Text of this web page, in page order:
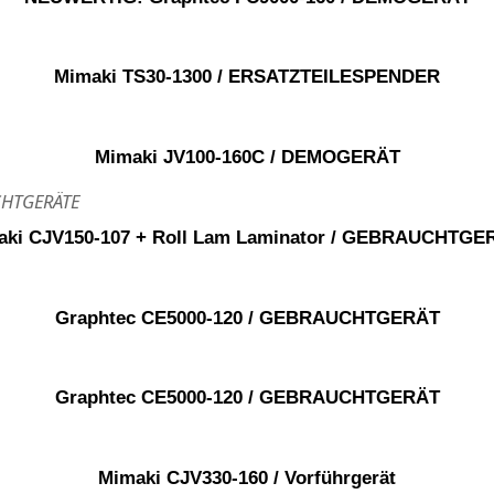
Mimaki TS30-1300 / ERSATZTEILESPENDER
Mimaki JV100-160C / DEMOGERÄT
CJV150-107 + Roll Lam Laminator /
Graphtec CE5000-120 / GEBRAUCHTGERÄT
Graphtec CE5000-120 / GEBRAUCHTGERÄT
Mimaki CJV330-160 / Vorführgerät